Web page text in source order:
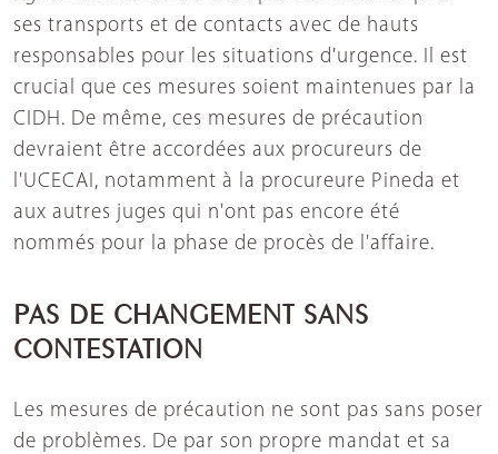
ses transports et de contacts avec de hauts
responsables pour les situations d'urgence. Il est
crucial que ces mesures soient maintenues par la
CIDH. De même, ces mesures de précaution
devraient être accordées aux procureurs de
l'UCECAI, notamment à la procureure Pineda et
aux autres juges qui n'ont pas encore été
nommés pour la phase de procès de l'affaire.
PAS DE CHANGEMENT SANS
CONTESTATION
Les mesures de précaution ne sont pas sans poser
de problèmes. De par son propre mandat et sa